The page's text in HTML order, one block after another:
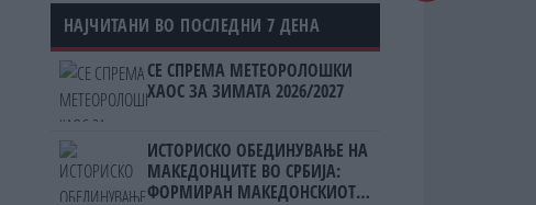
НАЈЧИТАНИ ВО ПОСЛЕДНИ 7 ДЕНА
СЕ СПРЕМА МЕТЕОРОЛОШКИ
ХАОС ЗА ЗИМАТА 2026/2027
ИСТОРИСКО ОБЕДИНУВАЊЕ НА
МАКЕДОНЦИТЕ ВО СРБИЈА:
ФОРМИРАН МАКЕДОНСКИОТ